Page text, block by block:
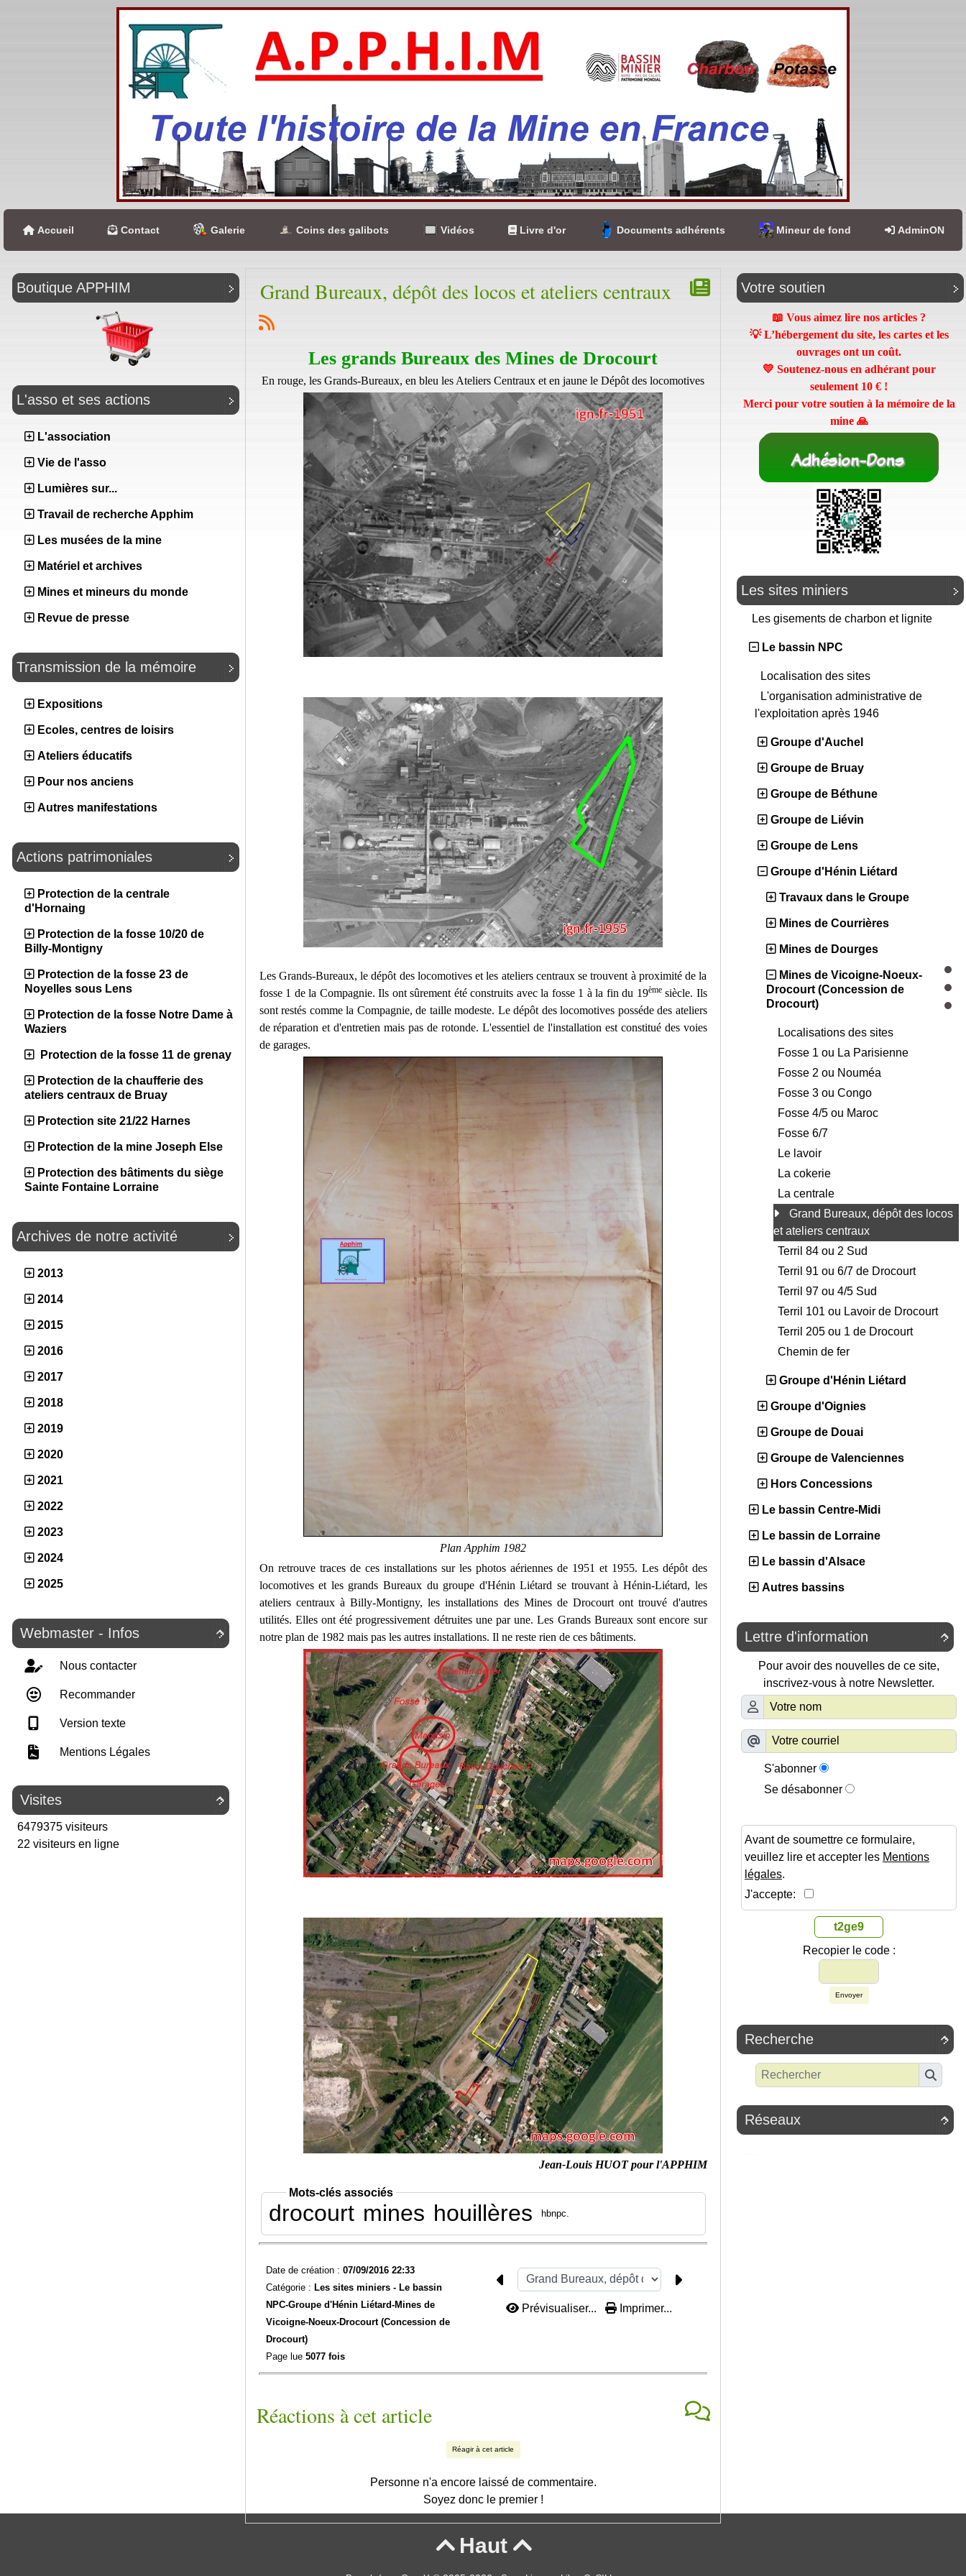
Accueil Contact Galerie Coins des galibots Vidéos Livre d'or Documents adhérents Mineur de fond AdminON
Boutique APPHIM
L'asso et ses actions
L'association
Vie de l'asso
Lumières sur...
Travail de recherche Apphim
Les musées de la mine
Matériel et archives
Mines et mineurs du monde
Revue de presse
Transmission de la mémoire
Expositions
Ecoles, centres de loisirs
Ateliers éducatifs
Pour nos anciens
Autres manifestations
Actions patrimoniales
Protection de la centrale
d'Hornaing
Protection de la fosse 10/20 de
Billy-Montigny
Protection de la fosse 23 de
Noyelles sous Lens
Protection de la fosse Notre Dame à
Waziers
Protection de la fosse 11 de grenay
Protection de la chaufferie des
ateliers centraux de Bruay
Protection site 21/22 Harnes
Protection de la mine Joseph Else
Protection des bâtiments du siège
Sainte Fontaine Lorraine
Archives de notre activité
2013
2014
2015
2016
2017
2018
2019
2020
2021
2022
2023
2024
2025

Webmaster - Infos
Nous contacter
Recommander
Version texte
Mentions Légales

Visites
6479375 visiteurs
22 visiteurs en ligne
Grand Bureaux, dépôt des locos et ateliers centraux
Les grands Bureaux des Mines de Drocourt
En rouge, les Grands-Bureaux, en bleu les Ateliers Centraux et en jaune le Dépôt des locomotives
Les Grands-Bureaux, le dépôt des locomotives et les ateliers centraux se trouvent à proximité de la
fosse 1 de la Compagnie. Ils ont sûrement été construits avec la fosse 1 à la fin du 19èmesiècle. Ils
sont restés comme la Compagnie, de taille modeste. Le dépôt des locomotives posséde des ateliers
de réparation et d'entretien mais pas de rotonde. L'essentiel de l'installation est constitué des voies
de garages.
Plan Apphim 1982
On retrouve traces de ces installations sur les photos aériennes de 1951 et 1955. Les dépôt des
locomotives et les grands Bureaux du groupe d'Hénin Liétard se trouvant à Hénin-Liétard, les
ateliers centraux à Billy-Montigny, les installations des Mines de Drocourt ont trouvé d'autres
utilités. Elles ont été progressivement détruites une par une. Les Grands Bureaux sont encore sur
notre plan de 1982 mais pas les autres installations. Il ne reste rien de ces bâtiments.
Jean-Louis HUOT pour l'APPHIM
Mots-clés associés
drocourt mines houillères hbnpc.
Date de création : 07/09/2016 22:33
Catégorie : Les sites miniers - Le bassin
NPC-Groupe d'Hénin Liétard-Mines de
Vicoigne-Noeux-Drocourt (Concession de
Drocourt)
Page lue 5077 fois
Prévisualiser... Imprimer...
Réactions à cet article
Réagir à cet article
Personne n'a encore laissé de commentaire.
Soyez donc le premier !
Votre soutien
📖 Vous aimez lire nos articles ?
💡 L’hébergement du site, les cartes et les
ouvrages ont un coût.
💛 Soutenez-nous en adhérant pour
seulement 10 € !
Merci pour votre soutien à la mémoire de la
mine 🙏
Les sites miniers
Les gisements de charbon et lignite
Le bassin NPC
Localisation des sites
L'organisation administrative de
l'exploitation après 1946
Groupe d'Auchel
Groupe de Bruay
Groupe de Béthune
Groupe de Liévin
Groupe de Lens
Groupe d'Hénin Liétard
Travaux dans le Groupe
Mines de Courrières
Mines de Dourges
Mines de Vicoigne-Noeux-
Drocourt (Concession de
Drocourt)
Localisations des sites
Fosse 1 ou La Parisienne
Fosse 2 ou Nouméa
Fosse 3 ou Congo
Fosse 4/5 ou Maroc
Fosse 6/7
Le lavoir
La cokerie
La centrale
Grand Bureaux, dépôt des locos
et ateliers centraux
Terril 84 ou 2 Sud
Terril 91 ou 6/7 de Drocourt
Terril 97 ou 4/5 Sud
Terril 101 ou Lavoir de Drocourt
Terril 205 ou 1 de Drocourt
Chemin de fer
Groupe d'Hénin Liétard
Groupe d'Oignies
Groupe de Douai
Groupe de Valenciennes
Hors Concessions
Le bassin Centre-Midi
Le bassin de Lorraine
Le bassin d'Alsace
Autres bassins

Lettre d'information
Pour avoir des nouvelles de ce site,
inscrivez-vous à notre Newsletter.
S'abonner
Se désabonner
Avant de soumettre ce formulaire,
veuillez lire et accepter les Mentions
légales.
J'accepte:
t2ge9
Recopier le code :
Envoyer

Recherche

Réseaux
Haut 